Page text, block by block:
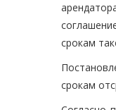
срокам
срокам